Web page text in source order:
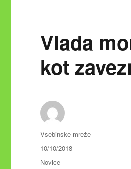
Vlada
kot
Avtor
Vsebinske mreže
Objavljeno
dne
10/10/2018
Kategorije
Novice